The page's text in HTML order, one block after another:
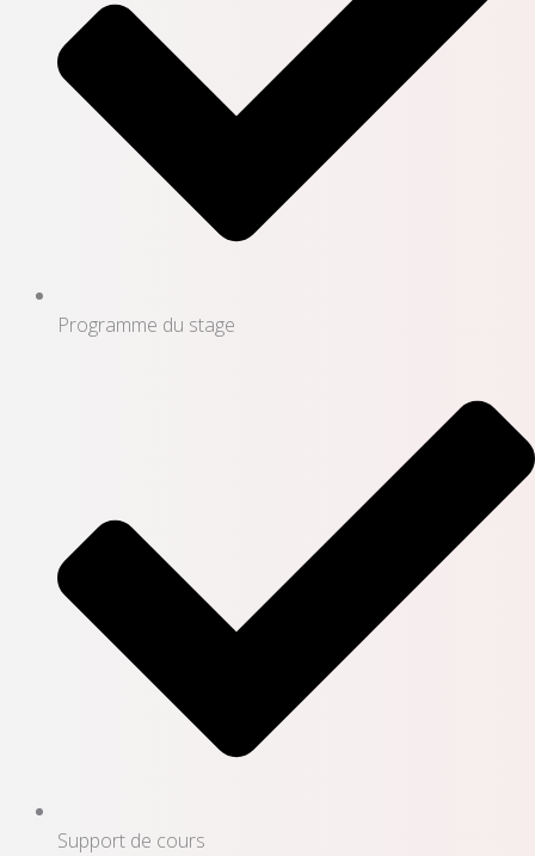
Programme du stage
Support de cours